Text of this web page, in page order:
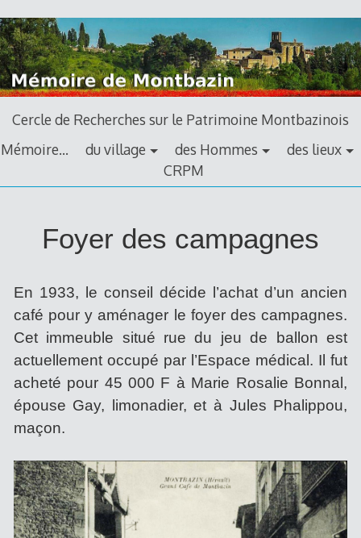
au
contenu
principal
Cercle de Recherches sur le Patrimoine Montbazinois
Mémoire…
du village des Hommes
des lieux
CRPM
des
campagnes
Foyer des campagnes
En 1933, le conseil décide l’achat d’un ancien
café pour y aménager le foyer des campagnes.
Cet immeuble situé rue du jeu de ballon est
actuellement occupé par l’Espace médical. Il fut
acheté pour 45 000 F à Marie Rosalie Bonnal,
épouse Gay, limonadier, et à Jules Phalippou,
maçon.